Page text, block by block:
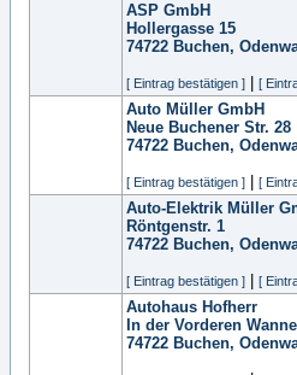
ASP GmbH
Hollergasse 15
74722 Buchen,
[ Eintrag bestätigen ] [
Auto Müller GmbH
Neue Buchener Str. 28
74722 Buchen,
[ Eintrag bestätigen ] [
Auto-Elektrik Müller
Röntgenstr. 1
74722 Buchen,
[ Eintrag bestätigen ] [
Autohaus Hofherr
In der Vorderen
74722 Buchen,